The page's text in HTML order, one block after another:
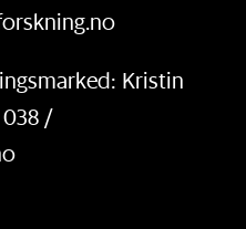
Kristin
038 /